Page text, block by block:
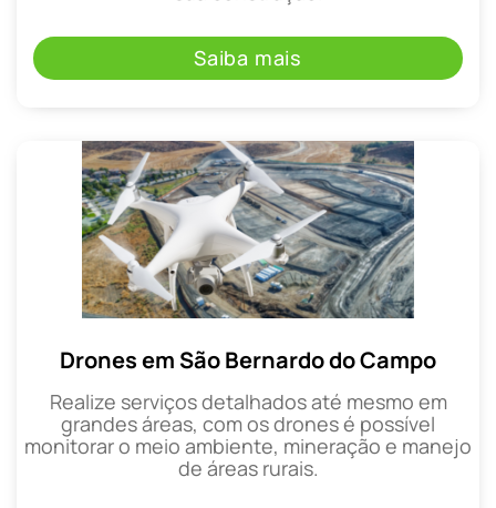
Saiba mais
Drones em São Bernardo do Campo
Realize serviços detalhados até mesmo em
grandes áreas, com os drones é possível
monitorar o meio ambiente, mineração e manejo
de áreas rurais.